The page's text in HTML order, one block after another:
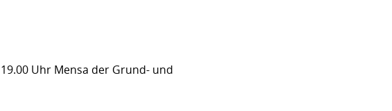
Uhr Mensa der Grund- und